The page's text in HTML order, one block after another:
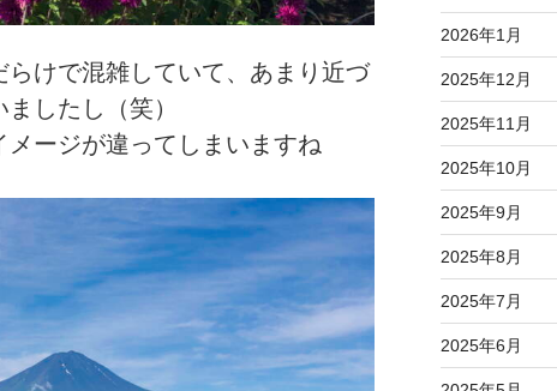
けで混雑していて、あまり近づ
したし（笑）
ージが違ってしまいますね
2026年1月
2025年12月
2025年11月
2025年10月
2025年9月
2025年8月
2025年7月
2025年6月